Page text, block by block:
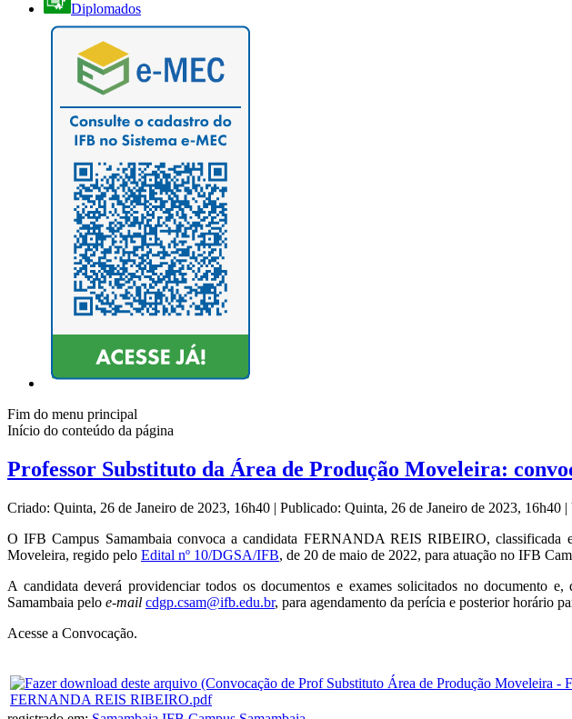
Diplomados
Fim do menu principal
Início do conteúdo da página
Professor Substituto da Área de Produção Moveleira:
Criado: Quinta, 26 de Janeiro de 2023, 16h40 | Publicado: Quinta, 26 de Janeiro de 2023, 16h40 |
O IFB Campus Samambaia convoca a candidata FERNANDA REIS RIBEIRO, classificada
Moveleira, regido pelo Edital nº 10/DGSA/IFB, de 20 de maio de 2022, para atuação no IFB
A candidata deverá providenciar todos os documentos e exames solicitados no documento
Samambaia pelo e-mail cdgp.csam@ifb.edu.br, para agendamento da perícia e posterior horário
Acesse a Convocação.
FERNANDA REIS RIBEIRO.pdf